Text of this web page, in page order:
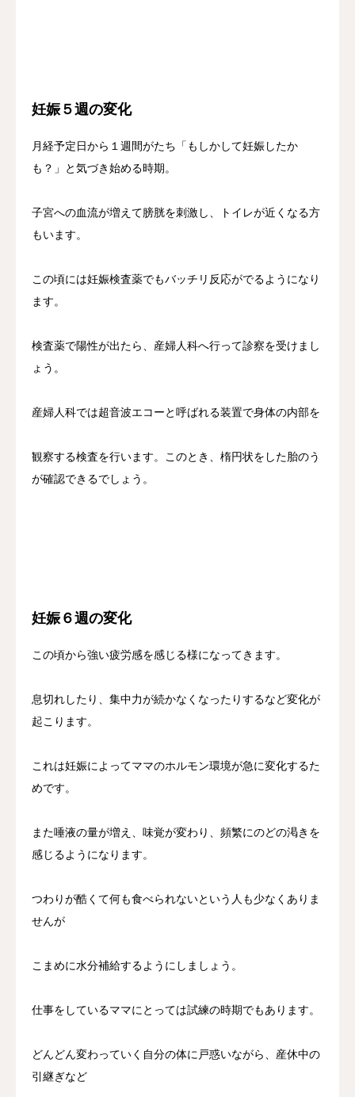
妊娠５週の変化
月経予定日から１週間がたち「もしかして妊娠したか
も？」と気づき始める時期。
子宮への血流が増えて膀胱を刺激し、トイレが近くなる方
もいます。
この頃には妊娠検査薬でもバッチリ反応がでるようになり
ます。
検査薬で陽性が出たら、産婦人科へ行って診察を受けまし
ょう。
産婦人科では超音波エコーと呼ばれる装置で身体の内部を
観察する検査を行います。このとき、楕円状をした胎のう
が確認できるでしょう。
妊娠６週の変化
この頃から強い疲労感を感じる様になってきます。
息切れしたり、集中力が続かなくなったりするなど変化が
起こります。
これは妊娠によってママのホルモン環境が急に変化するた
めです。
また唾液の量が増え、味覚が変わり、頻繁にのどの渇きを
感じるようになります。
つわりが酷くて何も食べられないという人も少なくありま
せんが
こまめに水分補給するようにしましょう。
仕事をしているママにとっては試練の時期でもあります。
どんどん変わっていく自分の体に戸惑いながら、産休中の
引継ぎなど